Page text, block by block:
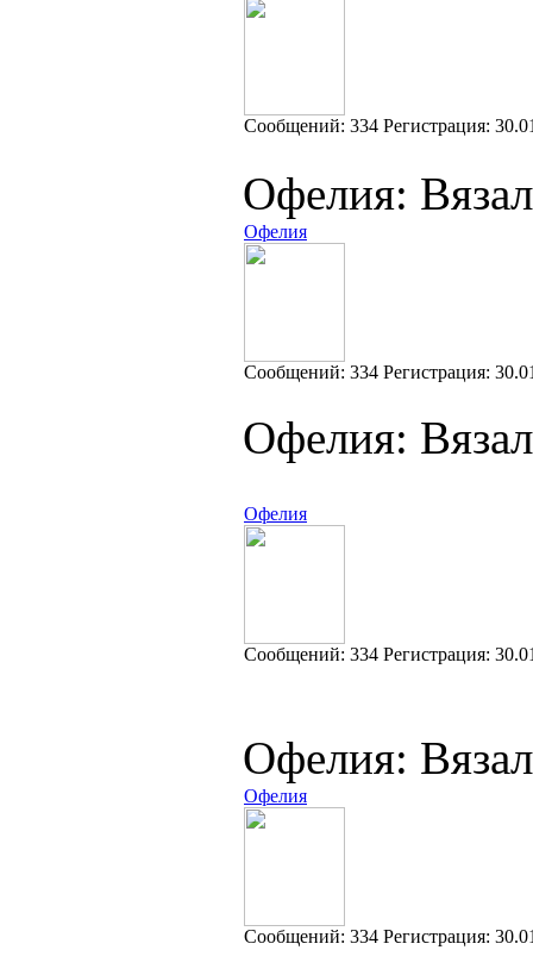
Cообщений: 334 Регистрация:
Офелия:
Офелия
Cообщений: 334 Регистрация:
Офелия:
Офелия
Cообщений: 334 Регистрация:
Офелия:
Офелия
Cообщений: 334 Регистрация: